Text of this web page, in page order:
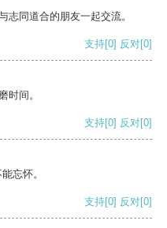
志同道合的朋友一起交流。
支持[0] 反对[0]
时间。
支持[0] 反对[0]
忘怀。
支持[0] 反对[0]